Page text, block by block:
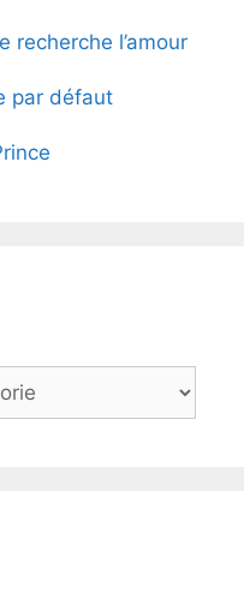
recherche l’amour
par défaut